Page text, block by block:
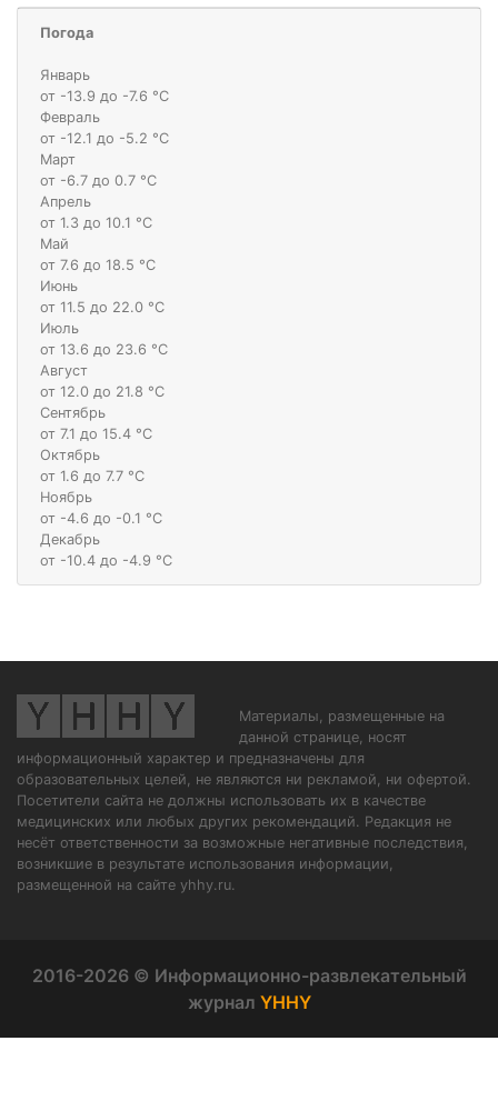
Погода
Январь
от -13.9 до -7.6 °С
Февраль
от -12.1 до -5.2 °С
Март
от -6.7 до 0.7 °С
Апрель
от 1.3 до 10.1 °С
Май
от 7.6 до 18.5 °С
Июнь
от 11.5 до 22.0 °С
Июль
от 13.6 до 23.6 °С
Август
от 12.0 до 21.8 °С
Сентябрь
от 7.1 до 15.4 °С
Октябрь
от 1.6 до 7.7 °С
Ноябрь
от -4.6 до -0.1 °С
Декабрь
от -10.4 до -4.9 °С
Материалы, размещенные на
данной странице, носят
информационный характер и предназначены для
образовательных целей, не являются ни рекламой, ни офертой.
Посетители сайта не должны использовать их в качестве
медицинских или любых других рекомендаций. Редакция не
несёт ответственности за возможные негативные последствия,
возникшие в результате использования информации,
размещенной на сайте yhhy.ru.
2016-2026 © Информационно-развлекательный
журнал YHHY